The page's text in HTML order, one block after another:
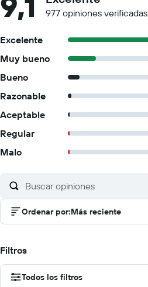
977 opiniones verificadas
Excelente
Muy bueno
Bueno
Razonable
Aceptable
Regular
Malo
Ordenar por:Más reciente
Filtros
Todos los filtros